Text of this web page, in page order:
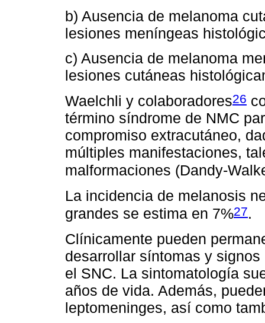
b) Ausencia de melanoma
lesiones meníngeas
c) Ausencia de melanoma
lesiones cutáneas
Waelchli y colaboradores26
término síndrome de NMC
compromiso extracutáneo,
múltiples manifestaciones,
malformaciones (Dandy-
La incidencia de melanosis
grandes se estima en 7%27.
Clínicamente pueden
desarrollar síntomas y
el SNC. La sintomatología
años de vida. Además,
leptomeninges, así como